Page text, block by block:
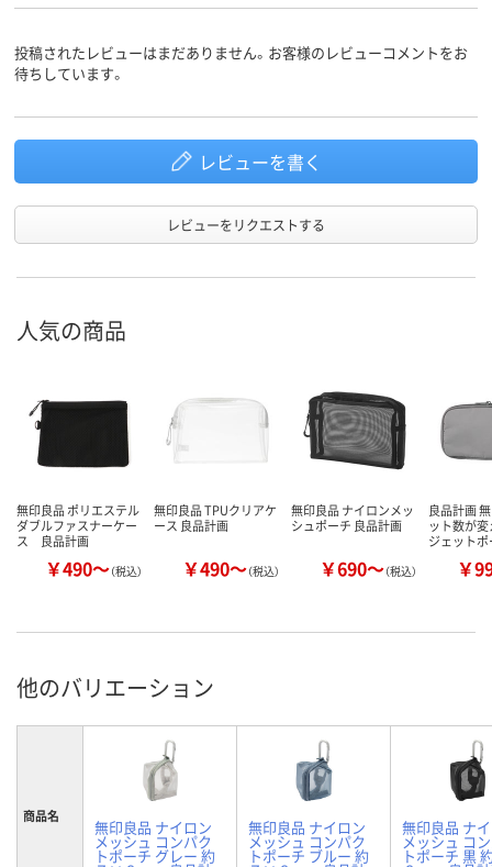
投稿されたレビューはまだありません。お客様のレビューコメントをお
待ちしています。
レビューを書く
レビューをリクエストする
人気の商品
無印良品 ポリエステル
ダブルファスナーケー
ス 良品計画
￥490～（税込）
無印良品 TPUクリアケ
ース 良品計画
￥490～（税込）
無印良品 ナイロンメッ
シュポーチ 良品計画
￥690～（税込）
良品計画
ット数が
ジェット
￥
他のバリエーション
商品名
無印良品 ナイロン
メッシュ コンパク
トポーチ グレー 約
無印良品 ナイロン
メッシュ コンパク
トポーチ ブルー 約
無印良品 ナ
メッシュ コ
トポーチ 黒